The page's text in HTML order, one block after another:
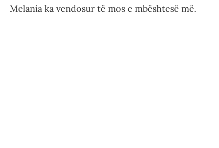
Melania ka vendosur të mos e mbështesë më.